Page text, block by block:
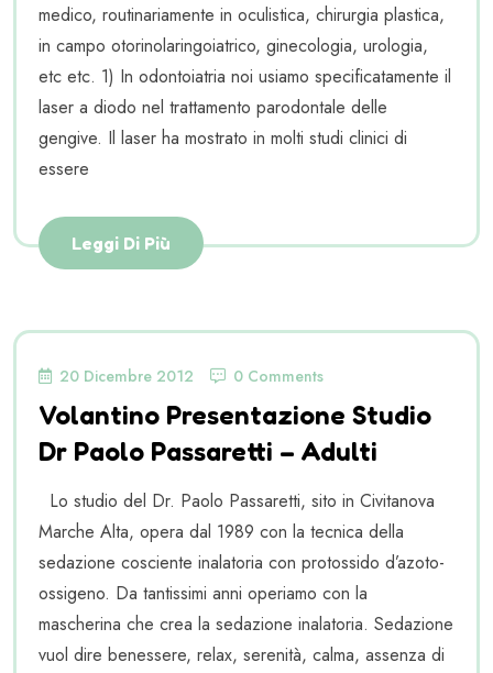
medico, routinariamente in oculistica, chirurgia plastica,
in campo otorinolaringoiatrico, ginecologia, urologia,
etc etc. 1) In odontoiatria noi usiamo specificatamente il
laser a diodo nel trattamento parodontale delle
gengive. Il laser ha mostrato in molti studi clinici di
essere
Leggi Di Più
20 Dicembre 2012 0 Comments
Volantino Presentazione Studio
Dr Paolo Passaretti – Adulti
Lo studio del Dr. Paolo Passaretti, sito in Civitanova
Marche Alta, opera dal 1989 con la tecnica della
sedazione cosciente inalatoria con protossido d’azoto-
ossigeno. Da tantissimi anni operiamo con la
mascherina che crea la sedazione inalatoria. Sedazione
vuol dire benessere, relax, serenità, calma, assenza di